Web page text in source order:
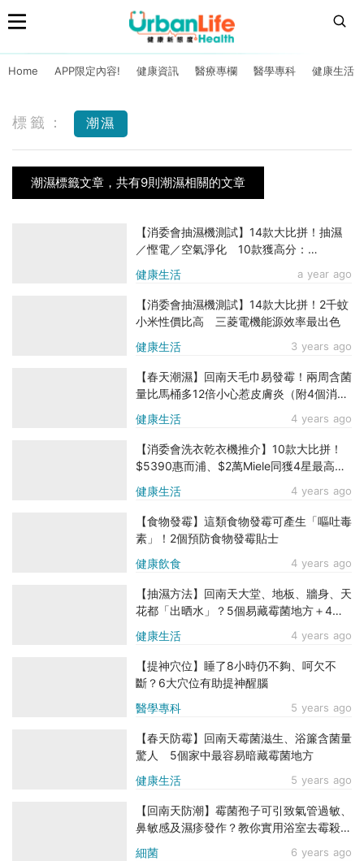
Home APP限定內容! 健康資訊 醫療專欄 醫學專科 健康生活
標籤： 潮濕
潮濕標籤文章，共有9則潮濕相關的文章
健康生活 a year ago
【消委會抽濕機測試】14款大比拼！抽濕
／慳電／空氣淨化 10款獲高分：
Panasonic、LG、飛利浦
健康生活 3 years ago
【消委會抽濕機測試】14款大比拼！2千蚊
小米性價比高 三菱電機能源效率最出色
健康生活 4 years ago
【春天潮濕】回南天毛巾易發霉！兩周含菌
量比馬桶多12倍小心惹皮膚炎（附4個消毒
毛巾貼士）
健康生活 4 years ago
【消委會洗衣乾衣機推介】10款大比拼！
$5390惠而浦、$2萬Miele同獲4星最高
分 Panasonic洗衣表現欠佳
健康飲食 4 years ago
【食物發霉】這類食物發霉可產生「嘔吐毒
素」！2個預防食物發霉貼士
健康生活 4 years ago
【抽濕方法】回南天大堂、地板、牆身、天
花都「出晒水」？5個易藏霉菌地方＋4招
有效抽濕
醫學專科 5 years ago
【提神穴位】睡了8小時仍不夠、呵欠不
斷？6大穴位有助提神醒腦
健康生活 5 years ago
【春天防霉】回南天霉菌滋生、浴簾含菌量
驚人 5個家中最容易暗藏霉菌地方
細菌 6 years ago
【回南天防潮】霉菌孢子可引致氣管過敏、
鼻敏感及濕疹發作？教你實用浴室去霉殺菌
方法 輕鬆保障家人健康！